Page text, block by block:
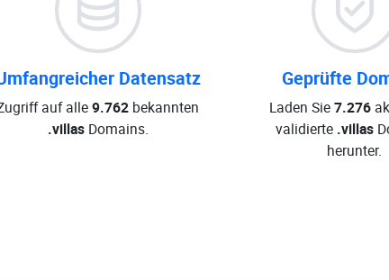
Datensatz
auf alle9.762 bekannten
.villasDomains.
Geprüfte
Laden Sie7.276
validierte .villas
herunter.